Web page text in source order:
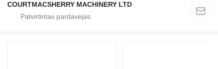
COURTMACSHERRY MACHINERY LTD